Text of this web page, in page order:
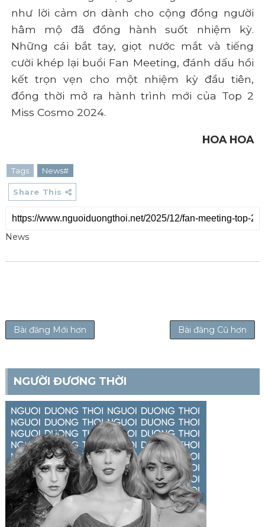
như lời cảm ơn dành cho cộng đồng người
hâm mộ đã đồng hành suốt nhiệm kỳ.
Những cái bắt tay, giọt nước mắt và tiếng
cười khép lại buổi Fan Meeting, đánh dấu hồi
kết trọn vẹn cho một nhiệm kỳ đầu tiên,
đồng thời mở ra hành trình mới của Top 2
Miss Cosmo 2024.
HOA HOA
Tags News#
Share This
News
Bài đăng Mới hơn Bài đăng Cũ hơn
NGƯỜI ĐƯƠNG THỜI